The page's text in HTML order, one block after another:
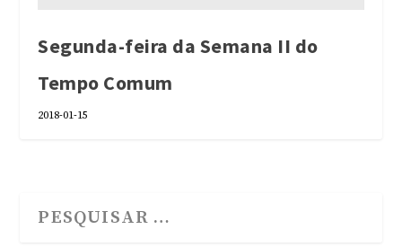
Segunda-feira da Semana II do
Tempo Comum
2018-01-15